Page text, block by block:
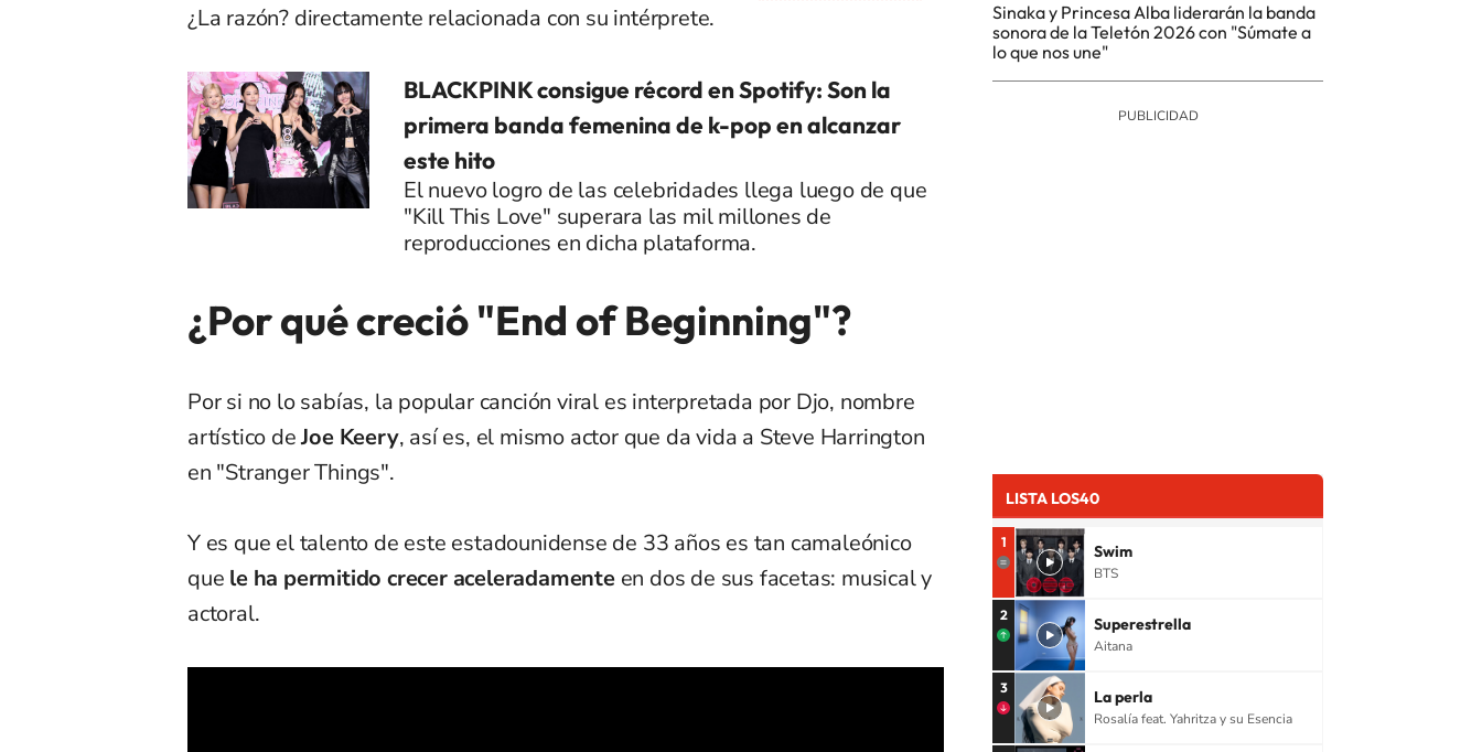
¿La razón? directamente relacionada con su intérprete.
BLACKPINK consigue récord en Spotify: Son la
primera banda femenina de k-pop en alcanzar
este hito
El nuevo logro de las celebridades llega luego de que
"Kill This Love" superara las mil millones de
reproducciones en dicha plataforma.
¿Por qué creció "End of Beginning"?
Por si no lo sabías, la popular canción viral es interpretada por Djo, nombre
artístico deJoe Keery, así es, el mismo actor que da vida a Steve Harrington
en "Stranger Things".
Y es que el talento de este estadounidense de 33 años es tan camaleónico
que le ha permitido crecer aceleradamenteen dos de sus facetas: musical y
actoral.
Sinaka y Princesa Alba liderarán la banda
sonora de la Teletón 2026 con "Súmate a
lo que nos une"
LISTA LOS40
1 Swim
BTS
2 Superestrella
Aitana
3 La perla
Rosalía feat. Yahritza y su Esencia